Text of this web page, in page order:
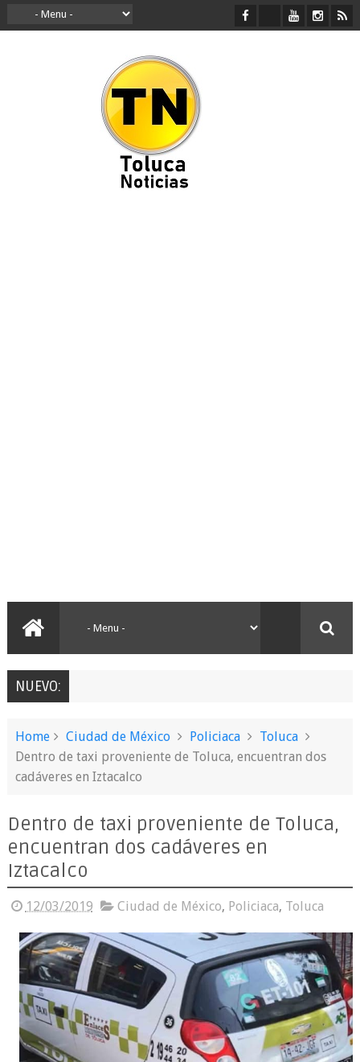
NUEVO:
Home Ciudad de México Policiaca
Toluca
Dentro de taxi proveniente de Toluca, encuentran dos
cadáveres en Iztacalco
Dentro de taxi proveniente de Toluca,
encuentran dos cadáveres en
Iztacalco
12/03/2019 Ciudad de México, Policiaca, Toluca